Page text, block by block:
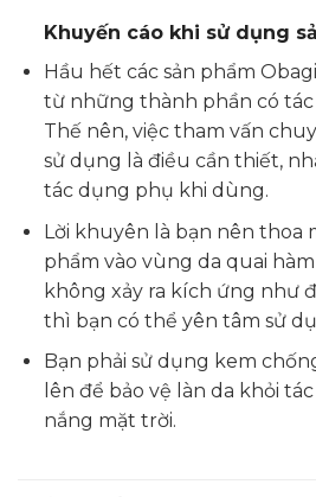
Khuyến cáo khi sử dụng
Hầu hết các sản phẩm
từ những thành phần có
Thế nên, việc tham vấn
sử dụng là điều cần thiết,
tác dụng phụ khi dùng.
Lời khuyên là bạn nên thoa
phẩm vào vùng da quai
không xảy ra kích ứng như
thì bạn có thể yên tâm sử
Bạn phải sử dụng kem
lên để bảo vệ làn da khỏi
nắng mặt trời.